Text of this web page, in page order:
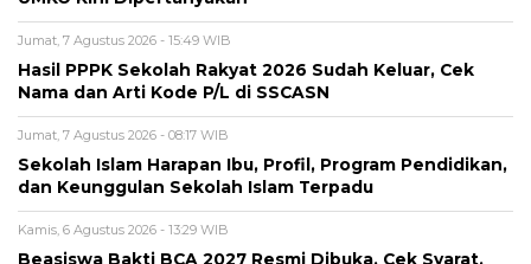
Alamat email tidak akan dipublikasikan. Kolom wajib ditandai *.
Komentar*